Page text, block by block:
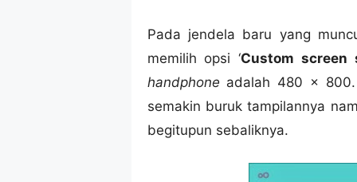
Pada jendela baru yang
memilih opsi ‘Custom screen
handphone adalah 480 x 800.
semakin buruk tampilannya
begitupun sebaliknya.